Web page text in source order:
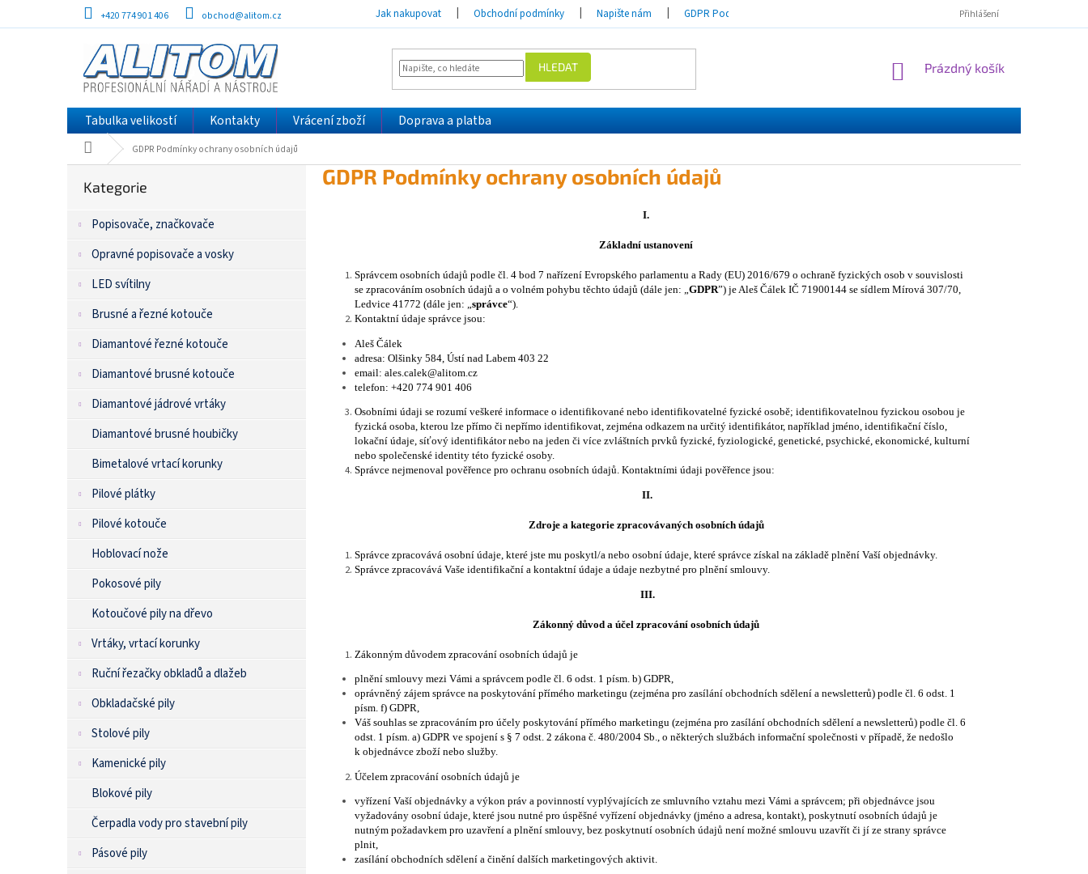
obsah
+420 774 901 406 obchod@alitom.cz Jak nakupovat Obchodní podmínky Napište nám GDPR Podmínky ochrany osobních údajů ESSOX - nákup na splátky
Přihlášení
HLEDAT
NÁKUPNÍ
Prázdný košík
Tabulka velikostí Kontakty Vrácení zboží Doprava a platba
Domů GDPR Podmínky ochrany osobních údajů
kategorie
Kategorie
Popisovače, značkovače
Opravné popisovače a vosky
LED svítilny
Brusné a řezné kotouče
Diamantové řezné kotouče
Diamantové brusné kotouče
Diamantové jádrové vrtáky
Diamantové brusné houbičky
Bimetalové vrtací korunky
Pilové plátky
Pilové kotouče
Hoblovací nože
Pokosové pily
Kotoučové pily na dřevo
Vrtáky, vrtací korunky
Ruční řezačky obkladů a dlažeb
Obkladačské pily
Stolové pily
Kamenické pily
Blokové pily
Čerpadla vody pro stavební pily
Pásové pily
GDPR Podmínky ochrany osobních údajů
I.
Základní ustanovení
Správcem osobních údajů podle čl. 4 bod 7 nařízení Evropského parlamentu a Rady (EU) 2016/679 o ochraně fyzických osob v souvislosti
se zpracováním osobních údajů a o volném pohybu těchto údajů (dále jen: „GDPR”) je Aleš Čálek IČ 71900144 se sídlem Mírová 307/70,
Ledvice 41772 (dále jen: „správce“).
Kontaktní údaje správce jsou:
Aleš Čálek
adresa: Olšinky 584, Ústí nad Labem 403 22
email: ales.calek@alitom.cz
telefon: +420 774 901 406
Osobními údaji se rozumí veškeré informace o identifikované nebo identifikovatelné fyzické osobě; identifikovatelnou fyzickou osobou je
fyzická osoba, kterou lze přímo či nepřímo identifikovat, zejména odkazem na určitý identifikátor, například jméno, identifikační číslo,
lokační údaje, síťový identifikátor nebo na jeden či více zvláštních prvků fyzické, fyziologické, genetické, psychické, ekonomické, kulturní
nebo společenské identity této fyzické osoby.
Správce nejmenoval pověřence pro ochranu osobních údajů. Kontaktními údaji pověřence jsou:
II.
Zdroje a kategorie zpracovávaných osobních údajů
Správce zpracovává osobní údaje, které jste mu poskytl/a nebo osobní údaje, které správce získal na základě plnění Vaší objednávky.
Správce zpracovává Vaše identifikační a kontaktní údaje a údaje nezbytné pro plnění smlouvy.
III.
Zákonný důvod a účel zpracování osobních údajů
Zákonným důvodem zpracování osobních údajů je
plnění smlouvy mezi Vámi a správcem podle čl. 6 odst. 1 písm. b) GDPR,
oprávněný zájem správce na poskytování přímého marketingu (zejména pro zasílání obchodních sdělení a newsletterů) podle čl. 6 odst. 1
písm. f) GDPR,
Váš souhlas se zpracováním pro účely poskytování přímého marketingu (zejména pro zasílání obchodních sdělení a newsletterů) podle čl. 6
odst. 1 písm. a) GDPR ve spojení s § 7 odst. 2 zákona č. 480/2004 Sb., o některých službách informační společnosti v případě, že nedošlo
k objednávce zboží nebo služby.
Účelem zpracování osobních údajů je
vyřízení Vaší objednávky a výkon práv a povinností vyplývajících ze smluvního vztahu mezi Vámi a správcem; při objednávce jsou
vyžadovány osobní údaje, které jsou nutné pro úspěšné vyřízení objednávky (jméno a adresa, kontakt), poskytnutí osobních údajů je
nutným požadavkem pro uzavření a plnění smlouvy, bez poskytnutí osobních údajů není možné smlouvu uzavřít či jí ze strany správce
plnit,
zasílání obchodních sdělení a činění dalších marketingových aktivit.